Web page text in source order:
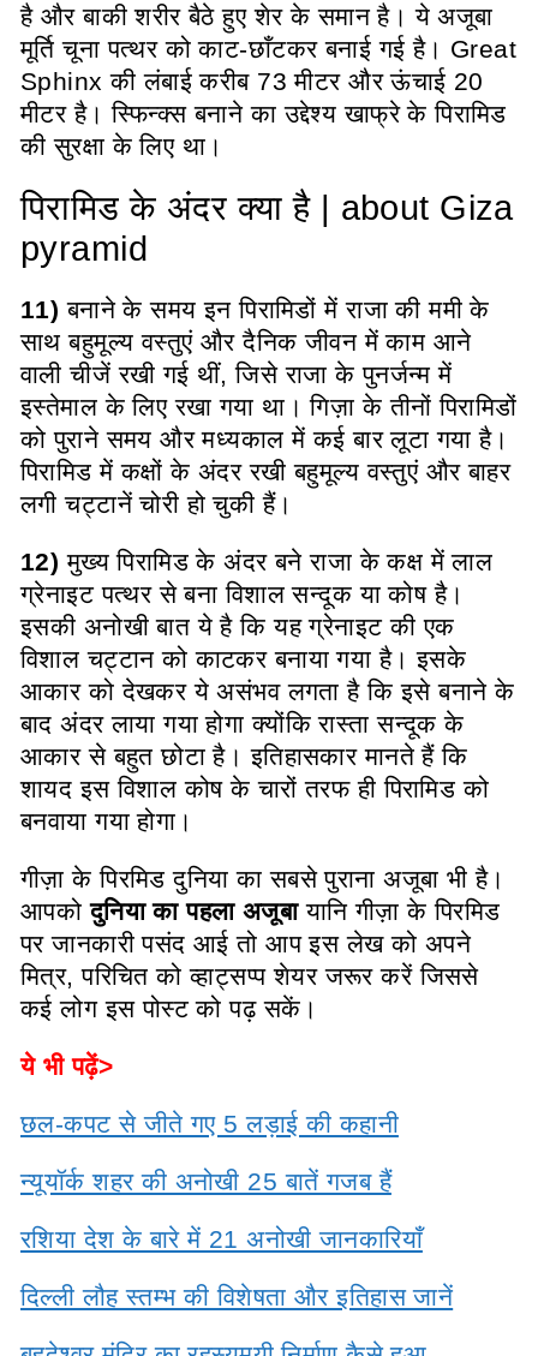
है और बाकी शरीर बैठे हुए शेर के समान है। ये अजूबा
मूर्ति चूना पत्थर को काट-छाँटकर बनाई गई है। Great
Sphinx की लंबाई करीब 73 मीटर और ऊंचाई 20
मीटर है। स्फिन्क्स बनाने का उद्देश्य खाफ्रे के पिरामिड
की सुरक्षा के लिए था।
पिरामिड के अंदर क्या है | about Giza
pyramid
11) बनाने के समय इन पिरामिडों में राजा की ममी के
साथ बहुमूल्य वस्तुएं और दैनिक जीवन में काम आने
वाली चीजें रखी गई थीं, जिसे राजा के पुनर्जन्म में
इस्तेमाल के लिए रखा गया था। गिज़ा के तीनों पिरामिडों
को पुराने समय और मध्यकाल में कई बार लूटा गया है।
पिरामिड में कक्षों के अंदर रखी बहुमूल्य वस्तुएं और बाहर
लगी चट्टानें चोरी हो चुकी हैं।
12) मुख्य पिरामिड के अंदर बने राजा के कक्ष में लाल
ग्रेनाइट पत्थर से बना विशाल सन्दूक या कोष है।
इसकी अनोखी बात ये है कि यह ग्रेनाइट की एक
विशाल चट्टान को काटकर बनाया गया है। इसके
आकार को देखकर ये असंभव लगता है कि इसे बनाने के
बाद अंदर लाया गया होगा क्योंकि रास्ता सन्दूक के
आकार से बहुत छोटा है। इतिहासकार मानते हैं कि
शायद इस विशाल कोष के चारों तरफ ही पिरामिड को
बनवाया गया होगा।
गीज़ा के पिरमिड दुनिया का सबसे पुराना अजूबा भी है।
आपकोदुनिया का पहला अजूबायानि गीज़ा के पिरमिड
पर जानकारी पसंद आई तो आप इस लेख को अपने
मित्र, परिचित को व्हाट्सप्प शेयर जरूर करें जिससे
कई लोग इस पोस्ट को पढ़ सकें।
ये भी पढ़ें>
छल-कपट से जीते गए 5 लड़ाई की कहानी
न्यूयॉर्क शहर की अनोखी 25 बातें गजब हैं
रशिया देश के बारे में 21 अनोखी जानकारियाँ
दिल्ली लौह स्तम्भ की विशेषता और इतिहास जानें